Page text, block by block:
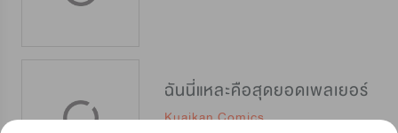
ฉันนี่แหละคือสุดยอดเพลเยอร์
Kuaikan Comics